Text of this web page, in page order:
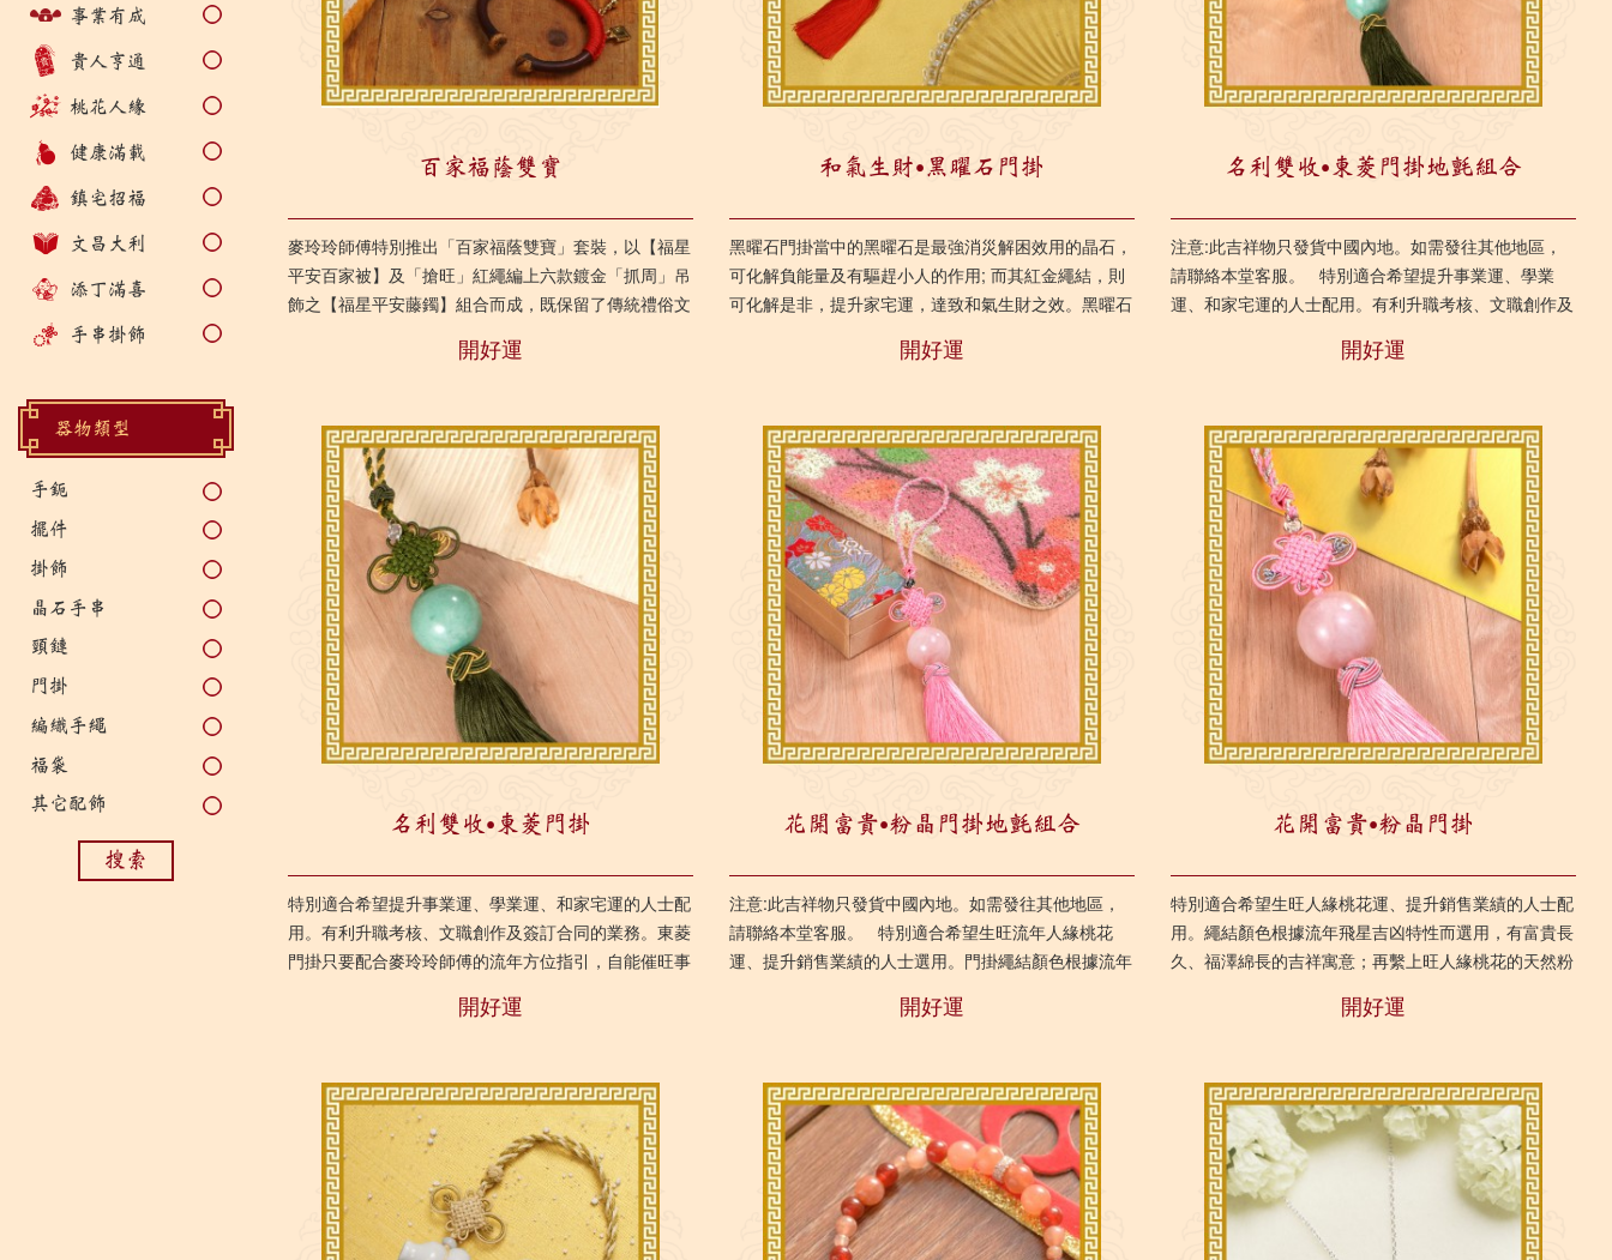
事業有成
貴人亨通
桃花人緣
健康滿載
鎮宅招福
文昌大利
添丁滿喜
手串掛飾
器物類型
手鈪
擺件
掛飾
晶石手串
頸鏈
門掛
編織手繩
福袋
其它配飾
搜索
百家福蔭雙寶
麥玲玲師傅特別推出「百家福蔭雙寶」套裝，以【福星
平安百家被】及「搶旺」紅繩編上六款鍍金「抓周」吊
飾之【福星平安藤鐲】組合而成，既保留了傳統禮俗文
開好運
和氣生財‧黑曜石門掛
黑曜石門掛當中的黑曜石是最強消災解困效用的晶石，
可化解負能量及有驅趕小人的作用; 而其紅金繩結，則
可化解是非，提升家宅運，達致和氣生財之效。黑曜石
開好運
名利雙收‧東菱門掛地氈組合
注意:此吉祥物只發貨中國內地。如需發往其他地區，
請聯絡本堂客服。 特別適合希望提升事業運、學業
運、和家宅運的人士配用。有利升職考核、文職創作及
開好運
名利雙收‧東菱門掛
特別適合希望提升事業運、學業運、和家宅運的人士配
用。有利升職考核、文職創作及簽訂合同的業務。東菱
門掛只要配合麥玲玲師傅的流年方位指引，自能催旺事
開好運
花開富貴‧粉晶門掛地氈組合
注意:此吉祥物只發貨中國內地。如需發往其他地區，
請聯絡本堂客服。 特別適合希望生旺流年人緣桃花
運、提升銷售業績的人士選用。門掛繩結顏色根據流年
開好運
花開富貴‧粉晶門掛
特別適合希望生旺人緣桃花運、提升銷售業績的人士配
用。繩結顏色根據流年飛星吉凶特性而選用，有富貴長
久、福澤綿長的吉祥寓意；再繫上旺人緣桃花的天然粉
開好運